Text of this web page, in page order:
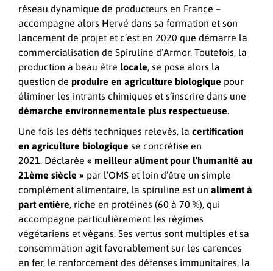
réseau dynamique de producteurs en France –
accompagne alors Hervé dans sa formation et son
lancement de projet et c’est en 2020 que démarre la
commercialisation de Spiruline d’Armor. Toutefois, la
production a beau être locale, se pose alors la
question de produire en agriculture biologique pour
éliminer les intrants chimiques et s’inscrire dans une
démarche environnementale plus respectueuse.
Une fois les défis techniques relevés, la certification
en agriculture biologique se concrétise en
2021. Déclarée « meilleur aliment pour l’humanité au
21ème siècle » par l’OMS et loin d’être un simple
complément alimentaire, la spiruline est un aliment à
part entière, riche en protéines (60 à 70 %), qui
accompagne particulièrement les régimes
végétariens et végans. Ses vertus sont multiples et sa
consommation agit favorablement sur les carences
en fer, le renforcement des défenses immunitaires, la